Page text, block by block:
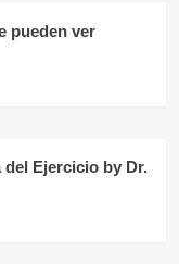
pueden ver
Ejercicio by Dr.